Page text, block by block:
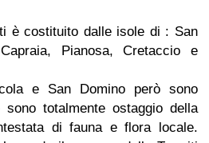
è costituito dalle isole di : San
Pianosa, Cretaccio e
e San Domino però sono
totalmente ostaggio della
di fauna e flora locale.